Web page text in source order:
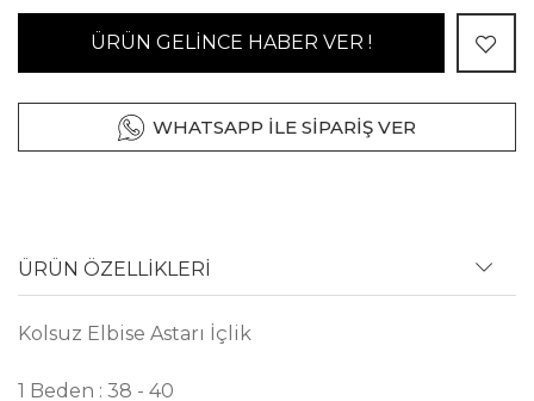
ÜRÜN GELİNCE HABER VER !
WHATSAPP İLE SİPARİŞ VER
ÜRÜN ÖZELLİKLERİ
Kolsuz Elbise Astarı İçlik
1 Beden : 38 - 40